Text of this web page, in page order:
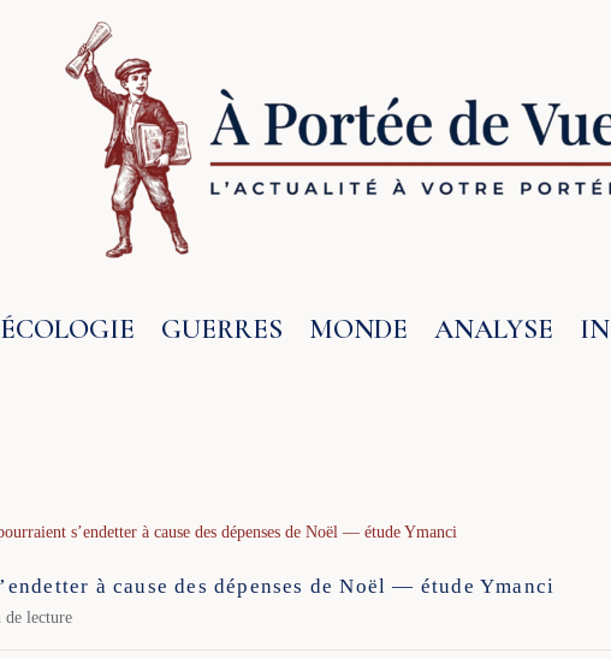
ÉCOLOGIE GUERRES MONDE ANALYSE
s’endetter à cause des dépenses de Noël — étude Ymanci
à cause des dépenses de Noël — étude Ymanci
lecture